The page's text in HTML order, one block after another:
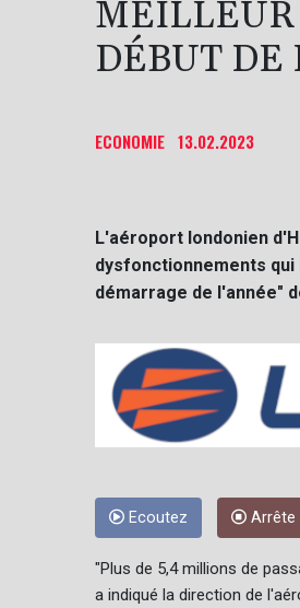
MEILLEUR
DÉBUT
ECONOMIE 13.02.2023
L'aéroport londonien
dysfonctionnements
démarrage de l'année"
Ecoutez Arrête
"Plus de 5,4 millions de
a indiqué la direction de